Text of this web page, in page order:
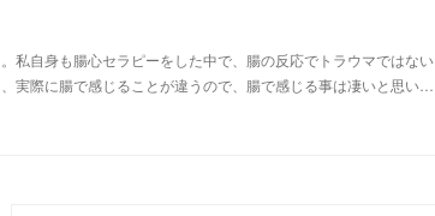
私自身も腸心セラピーをした中で、腸の反応でトラウマではない
実際に腸で感じることが違うので、腸で感じる事は凄いと思い…